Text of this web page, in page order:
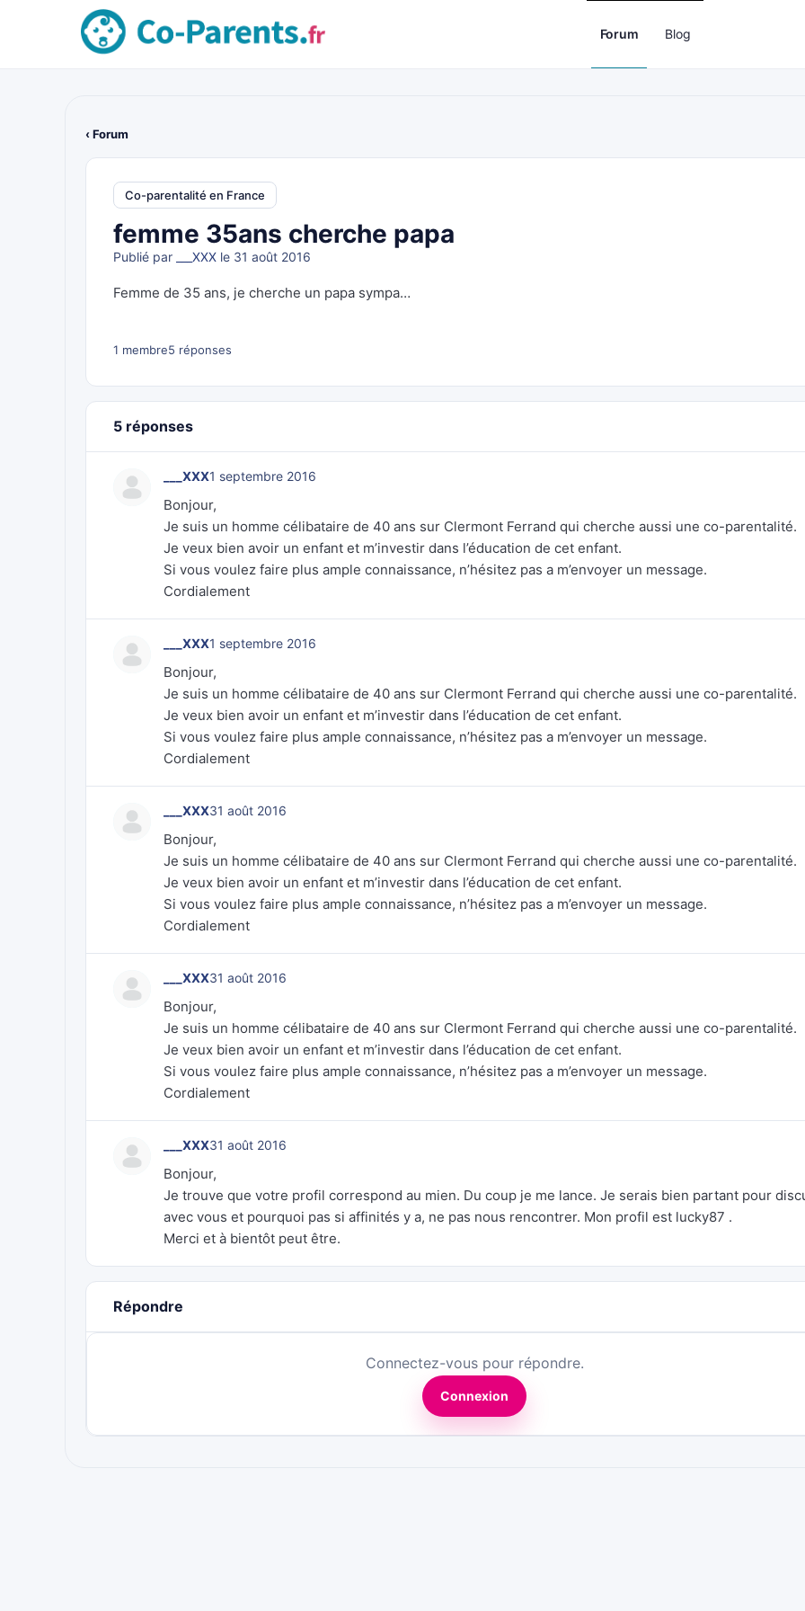
Forum Blog
‹ Forum
Co-parentalité en France
femme 35ans cherche papa
Publié par ___XXX le 31 août 2016
Femme de 35 ans, je cherche un papa sympa…
1 membre5 réponses
5 réponses
___XXX1 septembre 2016
Bonjour,
Je suis un homme célibataire de 40 ans sur Clermont Ferrand qui cherche aussi une co-parentalité.
Je veux bien avoir un enfant et m’investir dans l’éducation de cet enfant.
Si vous voulez faire plus ample connaissance, n’hésitez pas a m’envoyer un message.
Cordialement
___XXX1 septembre 2016
Bonjour,
Je suis un homme célibataire de 40 ans sur Clermont Ferrand qui cherche aussi une co-parentalité.
Je veux bien avoir un enfant et m’investir dans l’éducation de cet enfant.
Si vous voulez faire plus ample connaissance, n’hésitez pas a m’envoyer un message.
Cordialement
___XXX31 août 2016
Bonjour,
Je suis un homme célibataire de 40 ans sur Clermont Ferrand qui cherche aussi une co-parentalité.
Je veux bien avoir un enfant et m’investir dans l’éducation de cet enfant.
Si vous voulez faire plus ample connaissance, n’hésitez pas a m’envoyer un message.
Cordialement
___XXX31 août 2016
Bonjour,
Je suis un homme célibataire de 40 ans sur Clermont Ferrand qui cherche aussi une co-parentalité.
Je veux bien avoir un enfant et m’investir dans l’éducation de cet enfant.
Si vous voulez faire plus ample connaissance, n’hésitez pas a m’envoyer un message.
Cordialement
___XXX31 août 2016
Bonjour,
Je trouve que votre profil correspond au mien. Du coup je me lance. Je serais bien partant pour
avec vous et pourquoi pas si affinités y a, ne pas nous rencontrer. Mon profil est lucky87 .
Merci et à bientôt peut être.
Répondre
Connectez-vous pour répondre.
Connexion